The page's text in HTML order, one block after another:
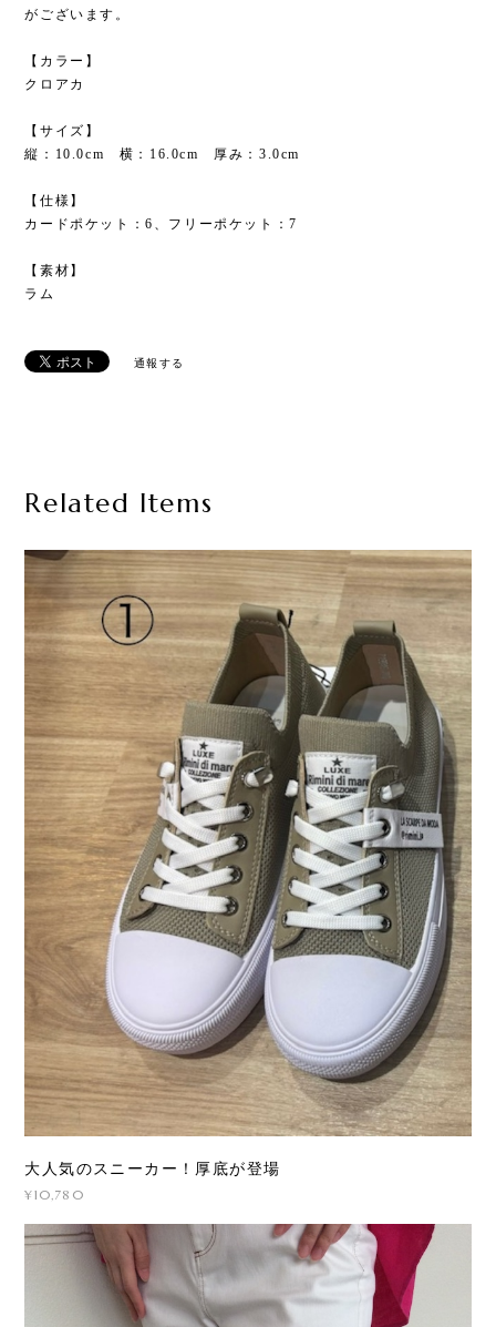
がございます。
【カラー】
クロアカ
【サイズ】
縦：10.0cm 横：16.0cm 厚み：3.0cm
【仕様】
カードポケット：6、フリーポケット：7
【素材】
ラム
通報する
Related Items
大人気のスニーカー！厚底が登場
¥10,780